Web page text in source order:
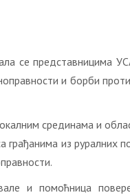
се представницима
и борби
срединама и
из руралних
и помоћница